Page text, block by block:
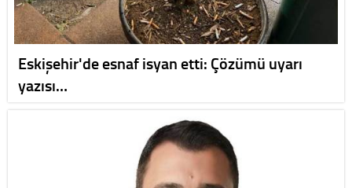
Eskişehir'de esnaf isyan etti: Çözümü uyarı
yazısı…